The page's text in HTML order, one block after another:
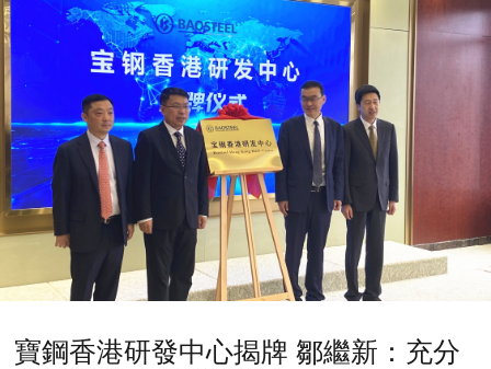
寶鋼香港研發中心揭牌 鄒繼新：充分